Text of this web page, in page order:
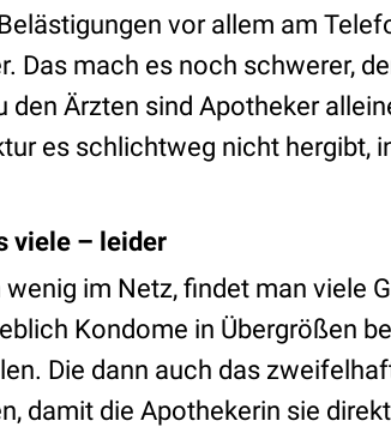
vor allem am
Das mach es noch schwerer,
den Ärzten sind Apotheker
es schlichtweg nicht hergibt,
viele – leider
im Netz, findet man viele
Kondome in Übergrößen
Die dann auch das
damit die Apothekerin sie